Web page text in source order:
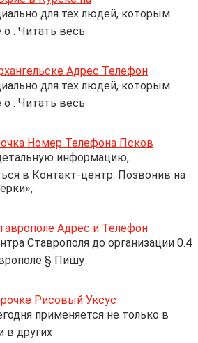
для тех людей, которым
. Читать весь
Адрес Телефон
для тех людей, которым
. Читать весь
Номер Телефона Псков
информацию,
в Контакт-центр. Позвонив на
Адрес и Телефон
Ставрополя до организации 0.4
§ Пишу
Рисовый Уксус
применяется не только в
в других